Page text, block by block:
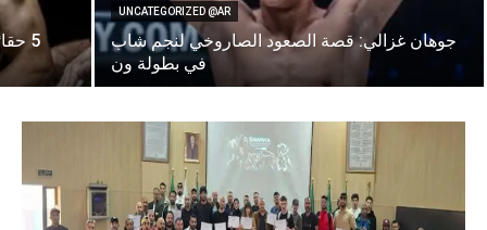
UNCATEGORIZED @AR
جوهان غزالي: قصة الصعود الصاروخي لنجم شاب
في بطولة ون
5